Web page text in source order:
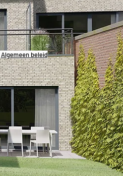
Algemeen beleid